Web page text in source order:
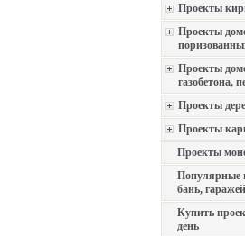
Проекты
Проекты
Проекты
газобетона,
Проекты
Проекты
Проекты
Популярные
бань,
Купить
день